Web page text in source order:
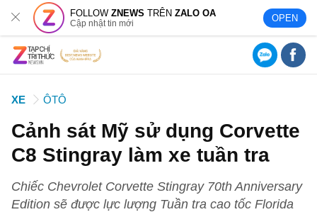
FOLLOWZNEWS TRÊNZALO OA
Cập nhật tin mới OPEN
XE ÔTÔ
Cảnh sát Mỹ sử dụng Corvette
C8 Stingray làm xe tuần tra
Chiếc Chevrolet Corvette Stingray 70th Anniversary
Edition sẽ được lực lượng Tuần tra cao tốc Florida